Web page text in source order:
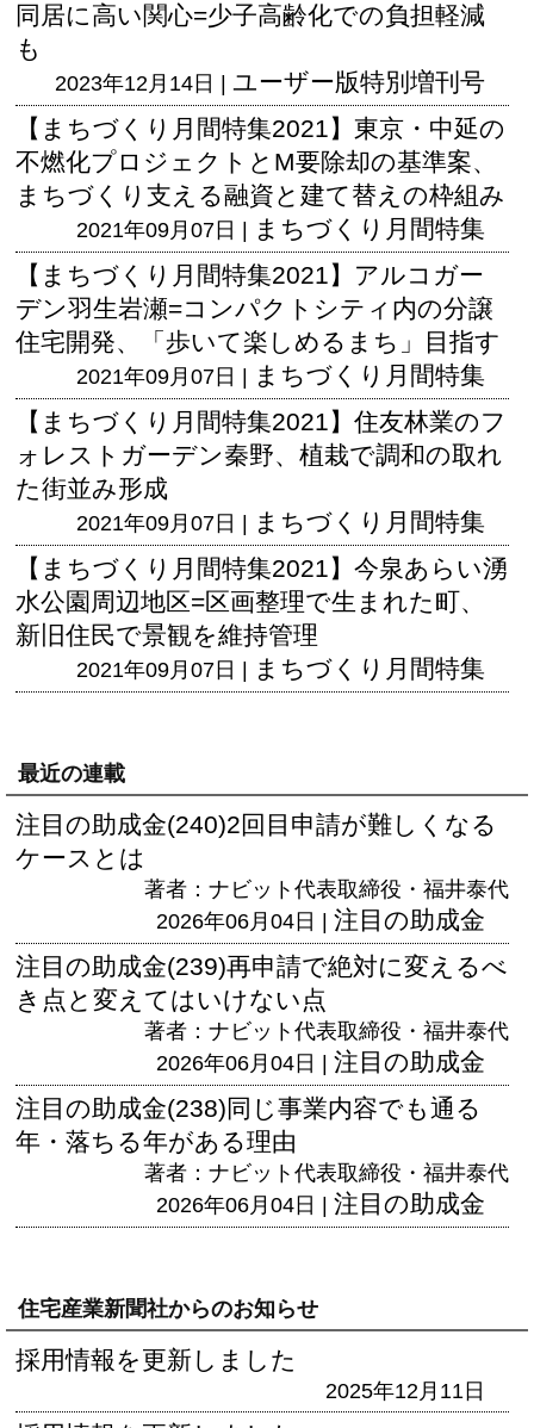
同居に高い関心=少子高齢化での負担軽減
も
2023年12月14日 | ユーザー版特別増刊号
【まちづくり月間特集2021】東京・中延の
不燃化プロジェクトとM要除却の基準案、
まちづくり支える融資と建て替えの枠組み
2021年09月07日 | まちづくり月間特集
【まちづくり月間特集2021】アルコガー
デン羽生岩瀬=コンパクトシティ内の分譲
住宅開発、「歩いて楽しめるまち」目指す
2021年09月07日 | まちづくり月間特集
【まちづくり月間特集2021】住友林業のフ
ォレストガーデン秦野、植栽で調和の取れ
た街並み形成
2021年09月07日 | まちづくり月間特集
【まちづくり月間特集2021】今泉あらい湧
水公園周辺地区=区画整理で生まれた町、
新旧住民で景観を維持管理
2021年09月07日 | まちづくり月間特集
最近の連載
注目の助成金(240)2回目申請が難しくなる
ケースとは
著者：ナビット代表取締役・福井泰代
2026年06月04日 | 注目の助成金
注目の助成金(239)再申請で絶対に変えるべ
き点と変えてはいけない点
著者：ナビット代表取締役・福井泰代
2026年06月04日 | 注目の助成金
注目の助成金(238)同じ事業内容でも通る
年・落ちる年がある理由
著者：ナビット代表取締役・福井泰代
2026年06月04日 | 注目の助成金
住宅産業新聞社からのお知らせ
採用情報を更新しました
2025年12月11日